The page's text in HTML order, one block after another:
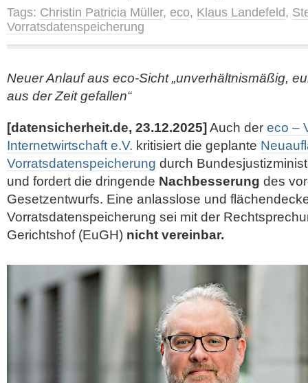
Tags: Christin Patricia Müller, eco, Klaus Landefeld,
Vorratsdatenspeicherung
Neuer Anlauf aus eco-Sicht „unverhältnismäßig,
aus der Zeit gefallen“
[datensicherheit.de, 23.12.2025] Auch der eco –
Internetwirtschaft e.V. kritisiert die geplante
Vorratsdatenspeicherung durch
und fordert die dringende Nachbesserung des
Gesetzentwurfs. Eine anlasslose und
Vorratsdatenspeicherung sei mit der
Gerichtshof (EuGH) nicht vereinbar.